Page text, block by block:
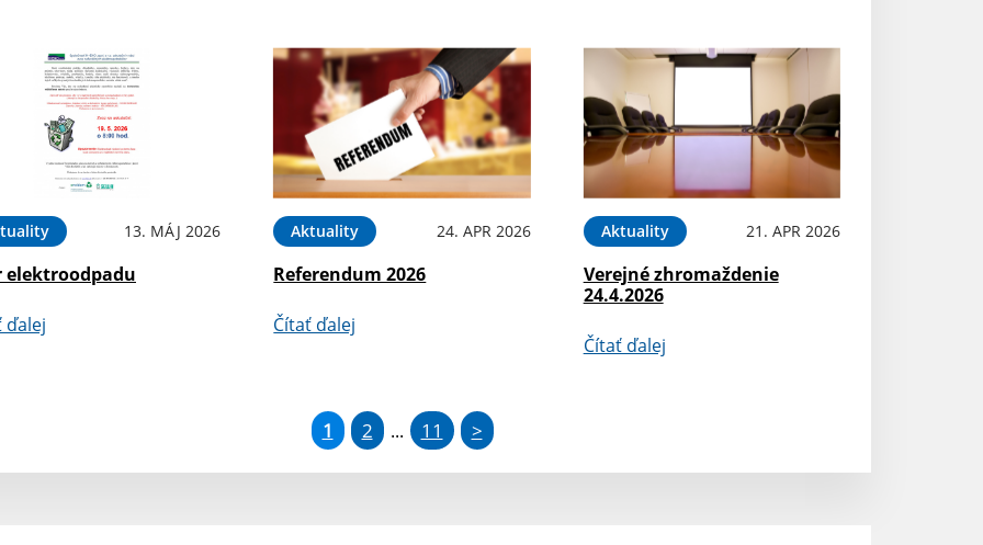
13. MÁJ 2026
elektroodpadu
ďalej
Aktuality 24. APR 2026
Referendum 2026
Čítať ďalej
Aktuality 21. APR 2026
Verejné zhromaždenie
24.4.2026
Čítať ďalej
1 2 ... 11 >